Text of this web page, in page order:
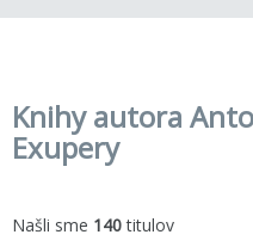
Knihy autora
Exupery
Našli sme 140titulov